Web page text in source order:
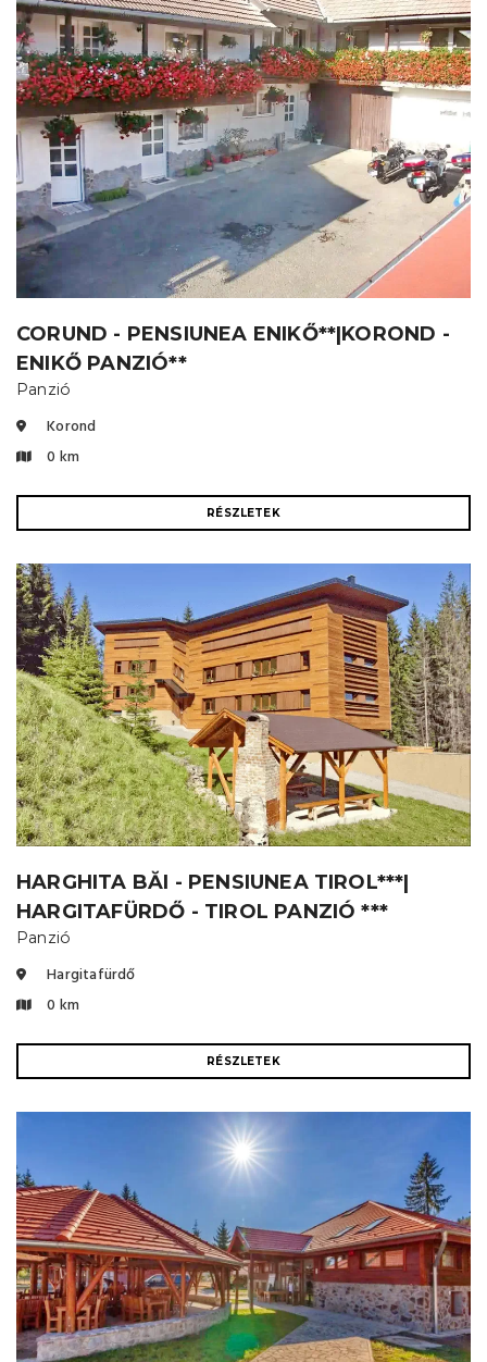
CORUND - PENSIUNEA ENIKŐ**|KOROND -
ENIKŐ PANZIÓ**
Panzió
Korond
0 km
RÉSZLETEK
HARGHITA BĂI - PENSIUNEA TIROL***|
HARGITAFÜRDŐ - TIROL PANZIÓ ***
Panzió
Hargitafürdő
0 km
RÉSZLETEK